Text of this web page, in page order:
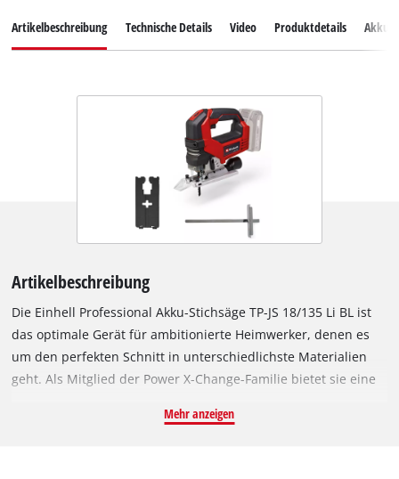
Artikelbeschreibung Technische Details Video Produktdetails
Artikelbeschreibung
Die Einhell Professional Akku-Stichsäge TP-JS 18/135 Li BL ist
das optimale Gerät für ambitionierte Heimwerker, denen es
um den perfekten Schnitt in unterschiedlichste Materialien
geht. Als Mitglied der Power X-Change-Familie bietet sie eine
denn innerhalb der Systemfamilie können alle Geräte, Akkus
Mehr anzeigen